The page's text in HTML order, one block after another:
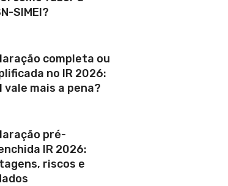
SIMEI?
completa ou
no IR 2026:
vale mais a pena?
pré-
IR 2026:
riscos e